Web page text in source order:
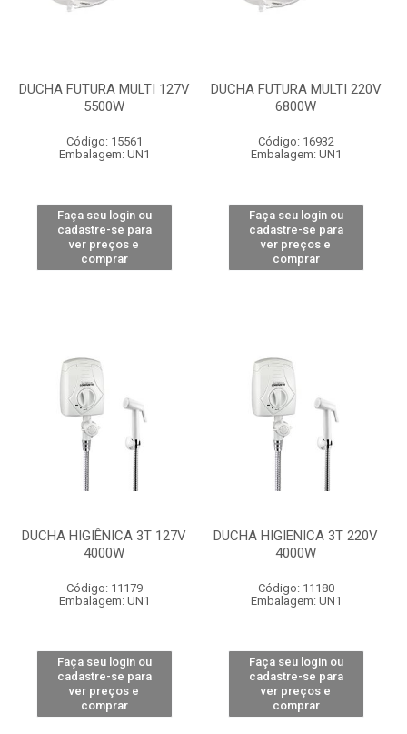
DUCHA FUTURA MULTI 127V
5500W
Código: 15561
Embalagem: UN1
Faça seu login ou
cadastre-se para
ver preços e
comprar
DUCHA FUTURA MULTI 220V
6800W
Código: 16932
Embalagem: UN1
Faça seu login ou
cadastre-se para
ver preços e
comprar
DUCHA HIGIÊNICA 3T 127V
4000W
Código: 11179
Embalagem: UN1
Faça seu login ou
cadastre-se para
ver preços e
comprar
DUCHA HIGIENICA 3T 220V
4000W
Código: 11180
Embalagem: UN1
Faça seu login ou
cadastre-se para
ver preços e
comprar